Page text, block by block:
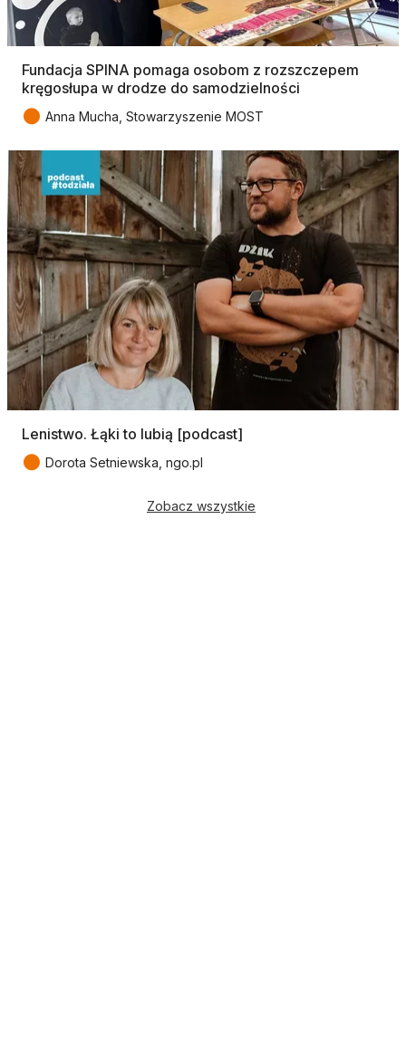
Fundacja SPINA pomaga osobom z rozszczepem
kręgosłupa w drodze do samodzielności
● Anna Mucha, Stowarzyszenie MOST
Lenistwo. Łąki to lubią [podcast]
● Dorota Setniewska, ngo.pl
Zobacz wszystkie